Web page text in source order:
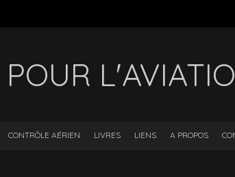
POUR
CONTRÔLE AÉRIEN LIVRES LIENS A PROPOS